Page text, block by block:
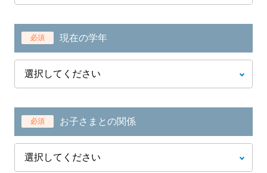
必須 現在の学年
必須 お子さまとの関係